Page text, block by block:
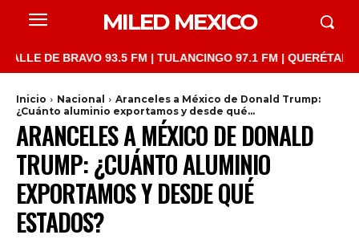
MILED MEXICO
DE BRAVO 93.5 FM | TULANCINGO 97.1 FM | QUERÉTARO
Inicio Nacional
Aranceles a México de Donald Trump:
¿Cuánto aluminio exportamos y desde qué...
ARANCELES A MÉXICO DE DONALD
TRUMP: ¿CUÁNTO ALUMINIO
EXPORTAMOS Y DESDE QUÉ
ESTADOS?